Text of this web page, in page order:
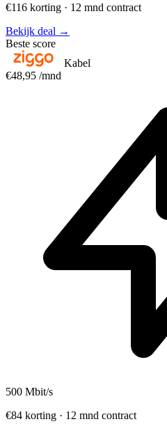
€116 korting · 12 mnd contract
Bekijk deal →
Beste score
Kabel
€48,95 /mnd
500 Mbit/s
€84 korting · 12 mnd contract